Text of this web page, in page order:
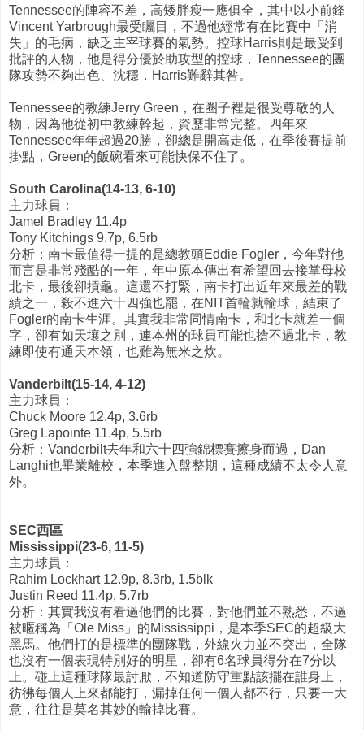
Tennessee的陣容不差，高矮胖瘦一應俱全，其中以小前鋒
Vincent Yarbrough最受矚目，不過他經常有在比賽中「消
失」的毛病，缺乏主宰球賽的氣勢。控球Harris則是最受到
批評的人物，他是得分優於助攻型的控球，Tennessee的團
隊攻勢不夠出色、沈穩，Harris難辭其咎。
Tennessee的教練Jerry Green，在圈子裡是很受尊敬的人
物，因為他從初中教練幹起，資歷非常完整。四年來
Tennessee年年超過20勝，卻總是開高走低，在季後賽提前
掛點，Green的飯碗看來可能快保不住了。
South Carolina(14-13, 6-10)
主力球員：
Jamel Bradley 11.4p
Tony Kitchings 9.7p, 6.5rb
分析：南卡最值得一提的是總教頭Eddie Fogler，今年對他
而言是非常殘酷的一年，年中原本傳出有希望回去接掌母校
北卡，最後卻摃龜。這還不打緊，南卡打出近年來最差的戰
績之一，殺不進六十四強也罷，在NIT首輪就輸球，結束了
Fogler的南卡生涯。其實我非常同情南卡，和北卡就差一個
字，卻有如天壤之別，連本州的球員可能也搶不過北卡，教
練即使有通天本領，也難為無米之炊。
Vanderbilt(15-14, 4-12)
主力球員：
Chuck Moore 12.4p, 3.6rb
Greg Lapointe 11.4p, 5.5rb
分析：Vanderbilt去年和六十四強錦標賽擦身而過，Dan
Langhi也畢業離校，本季進入盤整期，這種成績不太令人意
外。
SEC西區
Mississippi(23-6, 11-5)
主力球員：
Rahim Lockhart 12.9p, 8.3rb, 1.5blk
Justin Reed 11.4p, 5.7rb
分析：其實我沒有看過他們的比賽，對他們並不熟悉，不過
被暱稱為「Ole Miss」的Mississippi，是本季SEC的超級大
黑馬。他們打的是標準的團隊戰，外線火力並不突出，全隊
也沒有一個表現特別好的明星，卻有6名球員得分在7分以
上。碰上這種球隊最討厭，不知道防守重點該擺在誰身上，
彷彿每個人上來都能打，漏掉任何一個人都不行，只要一大
意，往往是莫名其妙的輸掉比賽。